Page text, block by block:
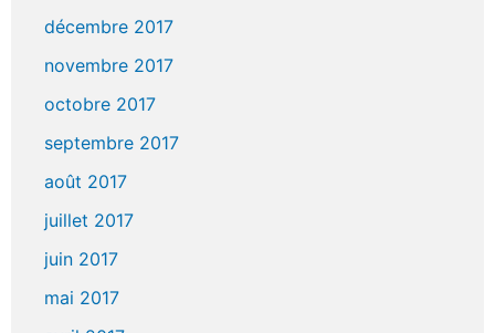
décembre 2017
novembre 2017
octobre 2017
septembre 2017
août 2017
juillet 2017
juin 2017
mai 2017